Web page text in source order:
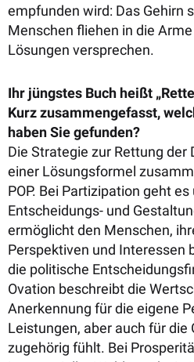
empfunden wird: Das Gehirn
Menschen fliehen in die
Lösungen versprechen.
Ihr jüngstes Buch heißt
Kurz zusammengefasst,
haben Sie gefunden?
Die Strategie zur Rettung der
einer Lösungsformel
POP. Bei Partizipation geht
Entscheidungs- und
ermöglicht den Menschen,
Perspektiven und Interessen
die politische
Ovation beschreibt die
Anerkennung für die eigene
Leistungen, aber auch für die
zugehörig fühlt. Bei